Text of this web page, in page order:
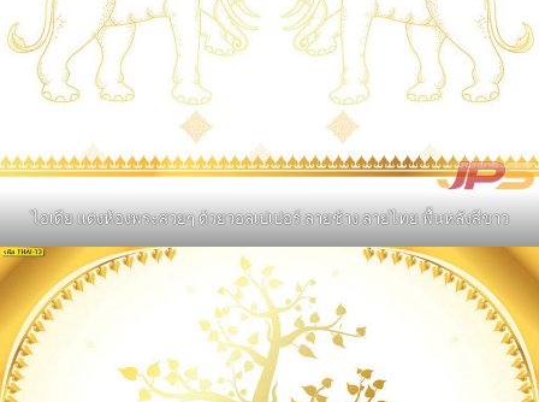
ไอเดีย แต่งห้องพระสวยๆ ด้วยวอลเปเปอร์ ลายช้าง ลายไทย พื้นหลังสีขาว